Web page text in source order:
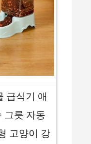
급식기 애
그릇 자동
고양이 강